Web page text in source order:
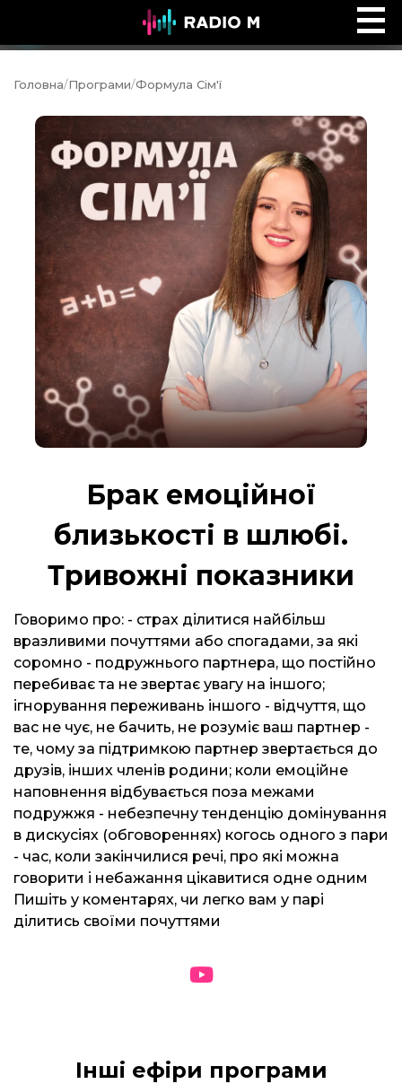
Ефір Radio M
Головна/Програми/Формула Сім'ї
Брак емоційної
близькості в шлюбі.
Тривожні показники
Говоримо про: - страх ділитися найбільш
вразливими почуттями або спогадами, за які
соромно - подружнього партнера, що постійно
перебиває та не звертає увагу на іншого;
ігнорування переживань іншого - відчуття, що
вас не чує, не бачить, не розуміє ваш партнер -
те, чому за підтримкою партнер звертається до
друзів, інших членів родини; коли емоційне
наповнення відбувається поза межами
подружжя - небезпечну тенденцію домінування
в дискусіях (обговореннях) когось одного з пари
- час, коли закінчилися речі, про які можна
говорити і небажання цікавитися одне одним
Пишіть у коментарях, чи легко вам у парі
ділитись своїми почуттями
Інші ефіри програми